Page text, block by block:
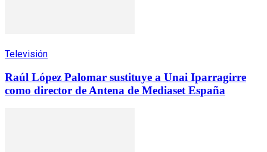
Televisión
Raúl López Palomar sustituye a Unai Iparragirre
como director de Antena de Mediaset España